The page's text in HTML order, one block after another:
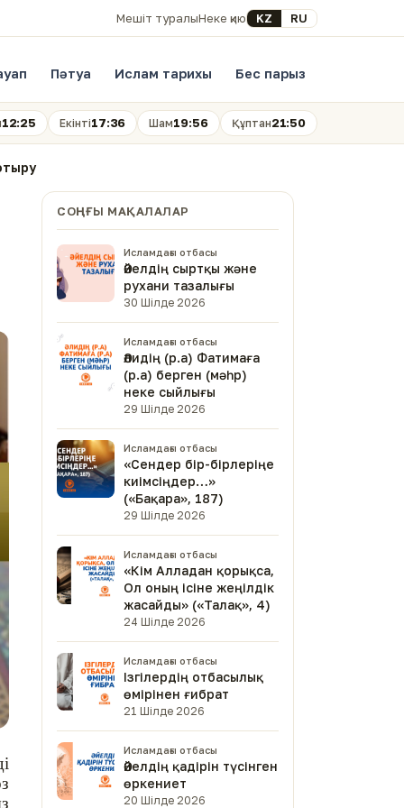
Мешіт туралыНеке қиюSelect your language
KZ RU
Пәтуа Ислам тарихы Бес парыз
12:25 Екінті17:36 Шам19:56 Құптан21:50
СОҢҒЫ МАҚАЛАЛАР
Исламдағы отбасы
Әйелдің сыртқы және
рухани тазалығы
30 Шілде 2026
Исламдағы отбасы
Әлидің (р.а) Фатимаға
(р.а) берген (мәһр)
неке сыйлығы
29 Шілде 2026
Исламдағы отбасы
«Сендер бір-бірлеріңе
киімсіңдер…»
(«Бақара», 187)
29 Шілде 2026
Исламдағы отбасы
«Кім Алладан қорықса,
Ол оның ісіне жеңілдік
жасайды» («Талақ», 4)
24 Шілде 2026
Исламдағы отбасы
Ізгілердің отбасылық
өмірінен ғибрат
21 Шілде 2026
Исламдағы отбасы
Әйелдің қадірін түсінген
өркениет
20 Шілде 2026